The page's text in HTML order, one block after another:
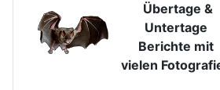
Übertage &
Untertage
Berichte mit
vielen